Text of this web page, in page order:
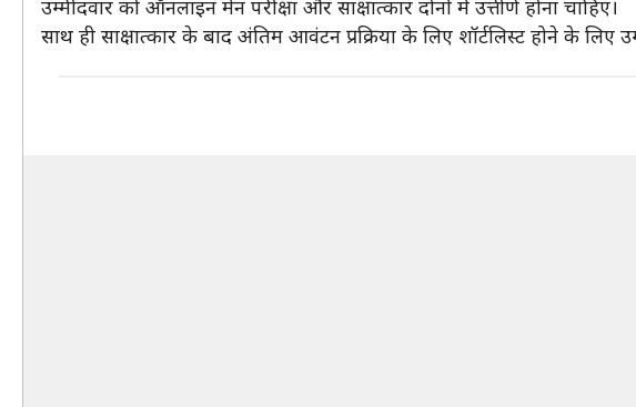
उम्मीदवार को ऑनलाइन मेन परीक्षा और साक्षात्कार दोनों में उत्तीर्ण होना चाहिए।
साथ ही साक्षात्कार के बाद अंतिम आवंटन प्रक्रिया के लिए शॉर्टलिस्ट होने के लिए